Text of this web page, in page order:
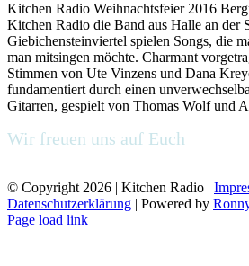
Kitchen Radio Weihnachtsfeier 2016
Kitchen Radio die Band aus Halle an der
Giebichensteinviertel spielen Songs, die
man mitsingen möchte. Charmant
Stimmen von Ute Vinzens und Dana
fundamentiert durch einen
Gitarren, gespielt von Thomas Wolf und
Wir freuen uns auf Euch
© Copyright 2026 | Kitchen Radio |
Datenschutzerklärung | Powered by
Page load link